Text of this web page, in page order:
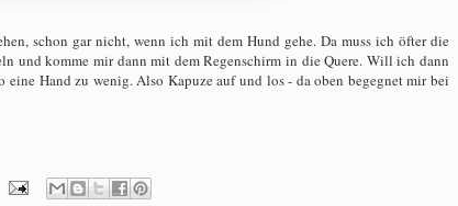
schon gar nicht, wenn ich mit dem Hund gehe. Da muss ich öfter die
und komme mir dann mit dem Regenschirm in die Quere. Will ich dann
Hand zu wenig. Also Kapuze auf und los - da oben begegnet mir bei